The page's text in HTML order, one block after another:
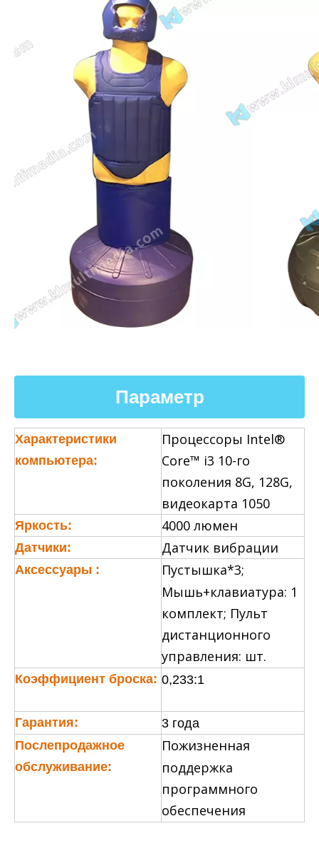
Параметр
Характеристики
компьютера:
Процессоры Intel®
Core™ i3 10-го
поколения 8G, 128G,
видеокарта 1050
Яркость: 4000 люмен
Датчики: Датчик вибрации
Аксессуары :
Пустышка*3;
Мышь+клавиатура: 1
комплект; Пульт
дистанционного
управления: шт.
Коэффициент броска: 0,233:1
Гарантия:
3 года
Послепродажное
обслуживание:
Пожизненная
поддержка
программного
обеспечения